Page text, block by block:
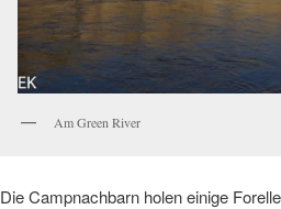
Am Green River
Die Campnachbarn holen einige